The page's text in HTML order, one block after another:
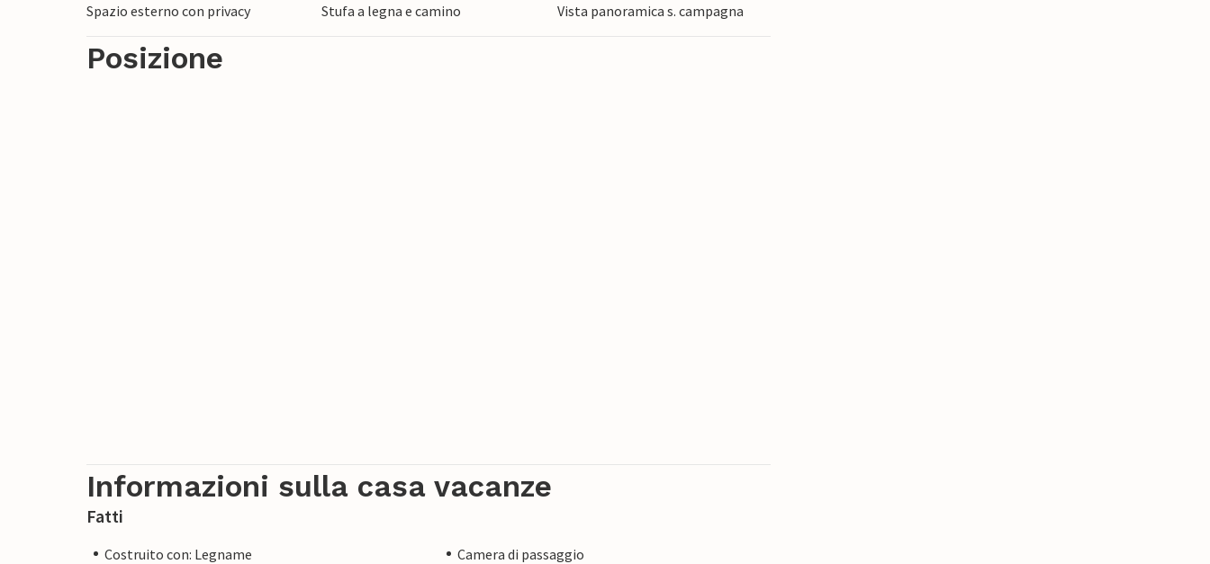
Spazio esterno con privacy Stufa a legna e camino Vista panoramica s. campagna
Posizione
Informazioni sulla casa vacanze
Fatti
Costruito con: Legname
Camera di passaggio